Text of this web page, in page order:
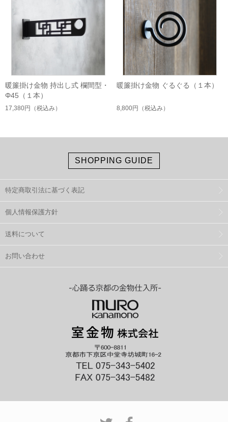
暖簾掛け金物 持出し式 欄間型・
Φ45（１本）
17,380円 （税込み）
暖簾掛け金物 ぐるぐる（１本）
8,800円 （税込み）
SHOPPING GUIDE
特定商取引法に基づく表記
個人情報保護方針
送料について
お問い合わせ